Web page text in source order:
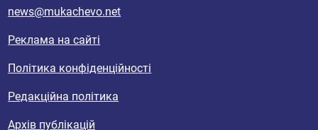
news@mukachevo.net
Реклама на сайті
Політика конфіденційності
Редакційна політика
Архів публікацій